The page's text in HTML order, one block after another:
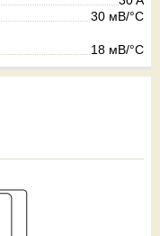
30 мВ/°С
18 мВ/°С